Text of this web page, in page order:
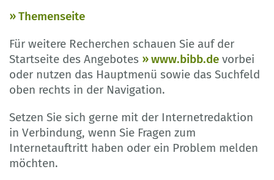
Themenseite
Für weitere Recherchen schauen Sie auf der
Startseite des Angebotes
www.bibb.de vorbei
oder nutzen das Hauptmenü sowie das Suchfeld
oben rechts in der Navigation.
Setzen Sie sich gerne mit der Internetredaktion
in Verbindung, wenn Sie Fragen zum
Internetauftritt haben oder ein Problem melden
möchten.